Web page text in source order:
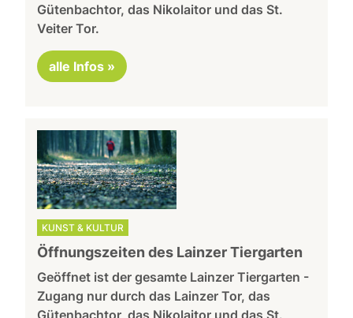
Gütenbachtor, das Nikolaitor und das St.
Veiter Tor.
alle Infos »
KUNST & KULTUR
Öffnungszeiten des Lainzer Tiergarten
Geöffnet ist der gesamte Lainzer Tiergarten -
Zugang nur durch das Lainzer Tor, das